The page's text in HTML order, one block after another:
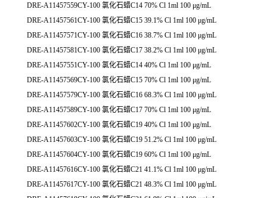
DRE-A11457559CY-100 氯化石蜡C14 70% Cl 1ml 100 μg/mL
DRE-A11457561CY-100 氯化石蜡C15 39.1% Cl 1ml 100 μg/mL
DRE-A11457571CY-100 氯化石蜡C16 38.7% Cl 1ml 100 μg/mL
DRE-A11457581CY-100 氯化石蜡C17 38.2% Cl 1ml 100 μg/mL
DRE-A11457551CY-100 氯化石蜡C14 40% Cl 1ml 100 μg/mL
DRE-A11457569CY-100 氯化石蜡C15 70% Cl 1ml 100 μg/mL
DRE-A11457579CY-100 氯化石蜡C16 68.3% Cl 1ml 100 μg/mL
DRE-A11457589CY-100 氯化石蜡C17 70% Cl 1ml 100 μg/mL
DRE-A11457602CY-100 氯化石蜡C19 40% Cl 1ml 100 μg/mL
DRE-A11457603CY-100 氯化石蜡C19 51.2% Cl 1ml 100 μg/mL
DRE-A11457604CY-100 氯化石蜡C19 60% Cl 1ml 100 μg/mL
DRE-A11457616CY-100 氯化石蜡C21 41.1% Cl 1ml 100 μg/mL
DRE-A11457617CY-100 氯化石蜡C21 48.3% Cl 1ml 100 μg/mL